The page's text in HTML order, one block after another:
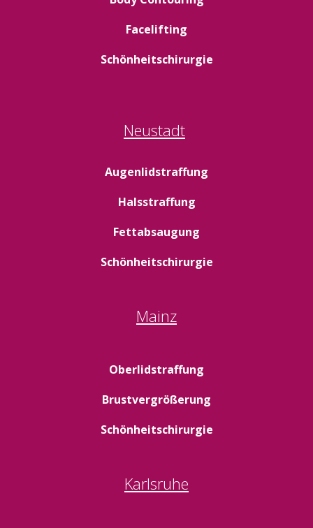
Facelifting
Schönheitschirurgie
Neustadt
Augenlidstraffung
Halsstraffung
Fettabsaugung
Schönheitschirurgie
Mainz
Oberlidstraffung
Brustvergrößerung
Schönheitschirurgie
Karlsruhe